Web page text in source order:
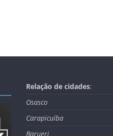
Relação de cidades:
Osasco
Carapicuíba
Barueri